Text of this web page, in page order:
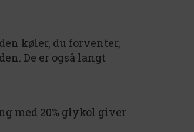
køler, du forventer,
De er også langt
med 20% glykol giver